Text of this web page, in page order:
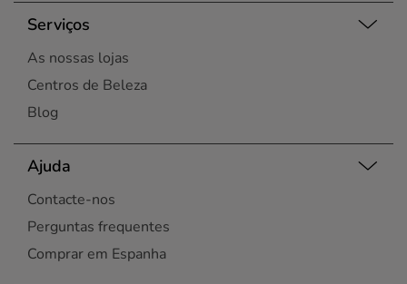
Serviços
As nossas lojas
Centros de Beleza
Blog
Ajuda
Contacte-nos
Perguntas frequentes
Comprar em Espanha